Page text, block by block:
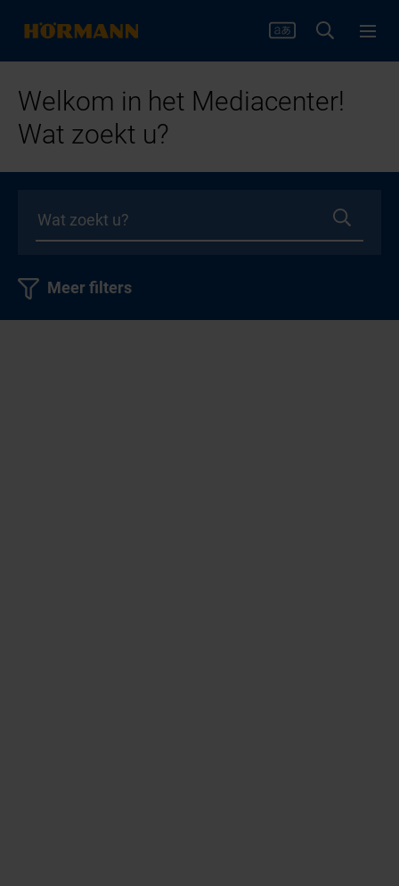
Welkom in het Mediacenter!
Wat zoekt u?
Meer filters